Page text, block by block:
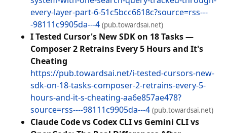
every-layer-part-6-51c5bcc6618c?source=rss---
-98111c9905da---4 (pub.towardsai.net)
I Tested Cursor's New SDK on 18 Tasks —
Composer 2 Retrains Every 5 Hours and It's
Cheating
https://pub.towardsai.net/i-tested-cursors-new-
sdk-on-18-tasks-composer-2-retrains-every-5-
hours-and-it-s-cheating-aa6e857ae478?
source=rss----98111c9905da---4 (pub.towardsai.net)
Claude Code vs Codex CLI vs Gemini CLI vs